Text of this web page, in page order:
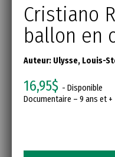
Cristiano
ballon en
Auteur: Ulysse, Louis-
16,95$ - Disponible
Documentaire – 9 ans et +